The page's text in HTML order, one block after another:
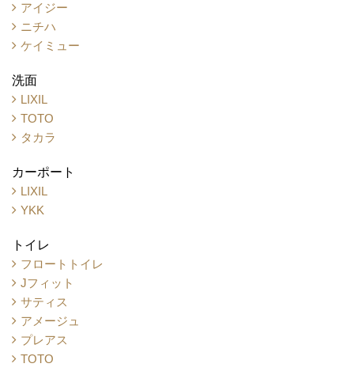
アイジー
ニチハ
ケイミュー
洗面
LIXIL
TOTO
タカラ
カーポート
LIXIL
YKK
トイレ
フロートトイレ
Jフィット
サティス
アメージュ
プレアス
TOTO